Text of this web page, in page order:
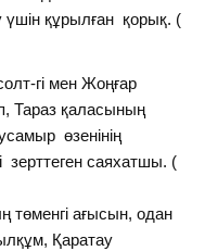
үшін құрылған қорық. (
гі мен Жоңғар
Тараз қаласының
өзенінің
саяхатшы. (
төменгі ағысын, одан
Қаратау